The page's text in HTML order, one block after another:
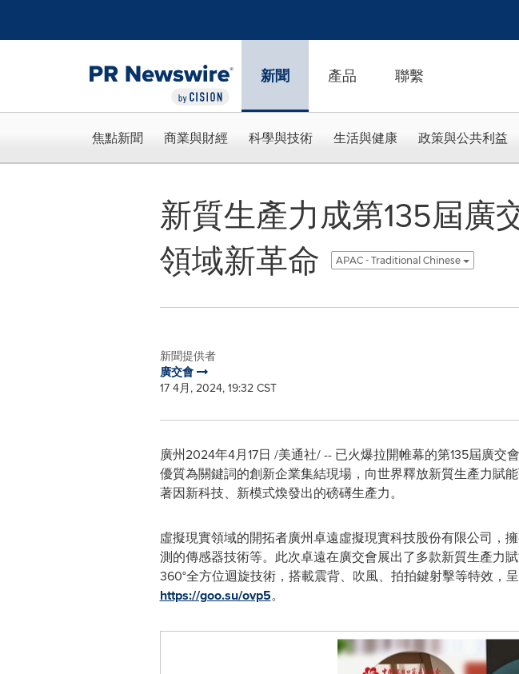
新聞 產品 聯繫
焦點新聞 商業與財經 科學與技術 生活與健康 政策與公共利益
新質生產力成第135屆廣
領域新革命
APAC - Traditional Chinese
新聞提供者
廣交會
17 4月, 2024, 19:32 CST
廣州2024年4月17日 /美通社/ -- 已火爆拉開帷幕的第135屆廣交
優質為關鍵詞的創新企業集結現場，向世界釋放新質生產力賦
著因新科技、新模式煥發出的磅礡生產力。
虛擬現實領域的開拓者廣州卓遠虛擬現實科技股份有限公司，
測的傳感器技術等。此次卓遠在廣交會展出了多款新質生產力
360°全方位迴旋技術，搭載震背、吹風、拍拍鍵射擊等特效，
https://goo.su/ovp5。